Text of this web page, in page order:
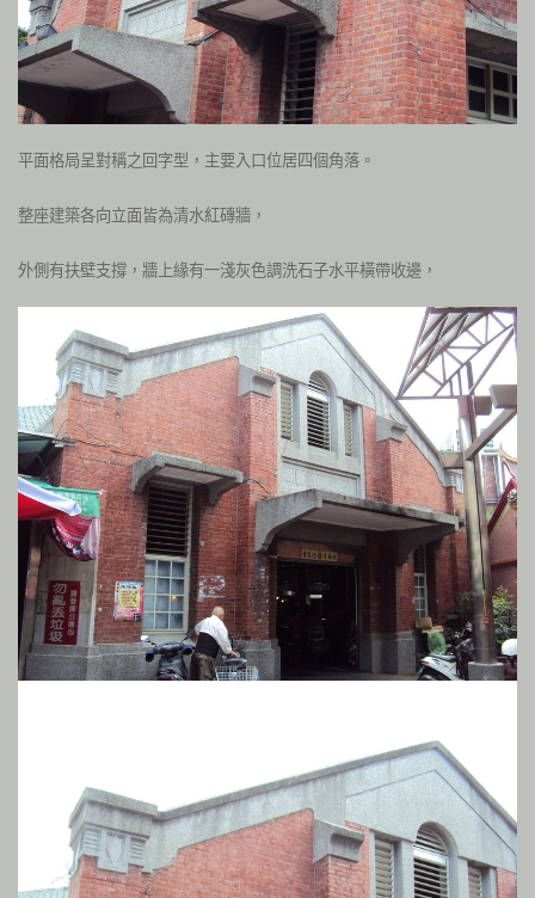
平面格局呈對稱之回字型，主要入口位居四個角落。
整座建築各向立面皆為清水紅磚牆，
外側有扶壁支撐，牆上緣有一淺灰色調洗石子水平橫帶收邊，